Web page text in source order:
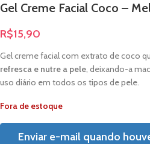
Gel Creme Facial Coco –
R$15,90
Gel creme facial com extrato de coco
refresca e nutre a pele, deixando-a
uso diário em todos os tipos de pele.
Fora de estoque
Enviar e-mail quando